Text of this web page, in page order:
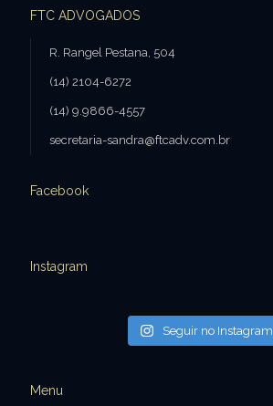
FTC ADVOGADOS
R. Rangel Pestana, 504
(14) 2104-6272
(14) 9.9866-4557
secretaria-sandra@ftcadv.com.br
Facebook
Instagram
Seguir no Instagram
Menu